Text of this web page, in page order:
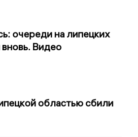
очереди на липецких
Видео
областью сбили